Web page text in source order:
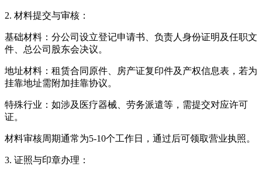
2. 材料提交与审核：
基础材料：分公司设立登记申请书、负责人身份证明及任职文
件、总公司股东会决议。
地址材料：租赁合同原件、房产证复印件及产权信息表，若为
挂靠地址需附加挂靠协议。
特殊行业：如涉及医疗器械、劳务派遣等，需提交对应许可
证。
材料审核周期通常为5-10个工作日，通过后可领取营业执照。
3. 证照与印章办理：